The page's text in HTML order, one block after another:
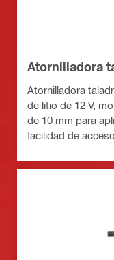
Atornilladora
Atornilladora
de litio de 12 V,
de 10 mm para
facilidad de